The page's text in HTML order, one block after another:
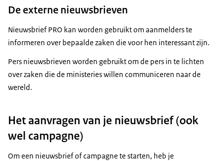
De externe nieuwsbrieven
Nieuwsbrief PRO kan worden gebruikt om aanmelders te
informeren over bepaalde zaken die voor hen interessant zijn.
Pers nieuwsbrieven worden gebruikt om de pers in te lichten
over zaken die de ministeries willen communiceren naar de
wereld.
Het aanvragen van je nieuwsbrief (ook
wel campagne)
Om een nieuwsbrief of campagne te starten, heb je